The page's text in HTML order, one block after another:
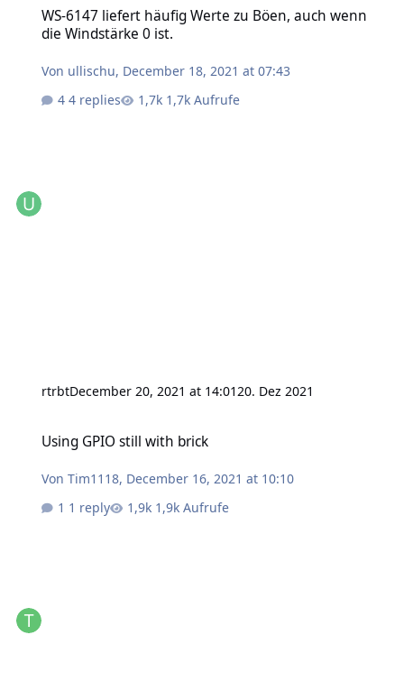
WS-6147 liefert häufig Werte zu Böen, auch wenn
die Windstärke 0 ist.
Von ullischu, December 18, 2021 at 07:43
4 replies
1,7k Aufrufe
rtrbtDecember 20, 2021 at 14:01 20. Dez 2021
Using GPIO still with brick
VonTim1118, December 16, 2021 at 10:10
1 reply
1,9k Aufrufe